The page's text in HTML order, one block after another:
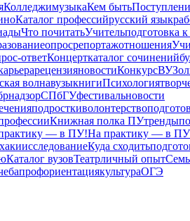
КолледжимузыкаКем быть
Каталог профессийрусский язык
Что почитатьУчительподготовка
опросрепортажотношения
ответКонцерткаталог сочинений
рецензияновостиКонкурсВУЗ
волнавузыкнигиПсихология
СПбГУфестивальновости
подросткиволонтерство
Книжная полка ПУтренды
— в ПУ!На практику — в
исследованиеКуда сходить
Каталог вузовТеатрличный опыт
профориентациякультураОГЭ